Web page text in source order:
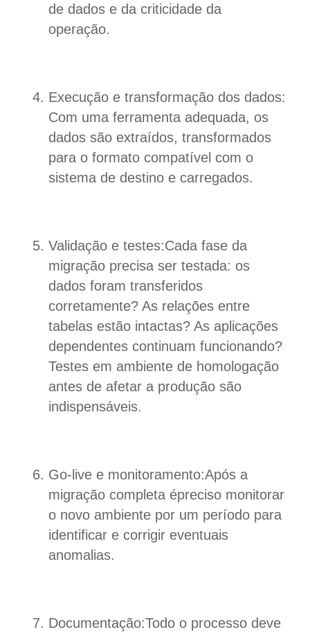
de dados e da criticidade da
operação.
Execução e transformação dos dados:
Com uma ferramenta adequada, os
dados são extraídos, transformados
para o formato compatível com o
sistema de destino e carregados.
Validação e testes:Cada fase da
migração precisa ser testada: os
dados foram transferidos
corretamente? As relações entre
tabelas estão intactas? As aplicações
dependentes continuam funcionando?
Testes em ambiente de homologação
antes de afetar a produção são
indispensáveis.
Go-live e monitoramento:Após a
migração completa épreciso monitorar
o novo ambiente por um período para
identificar e corrigir eventuais
anomalias.
Documentação:Todo o processo deve